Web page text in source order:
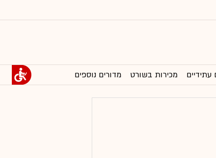
עתידיים מכירות בשורט מדורים נוספים